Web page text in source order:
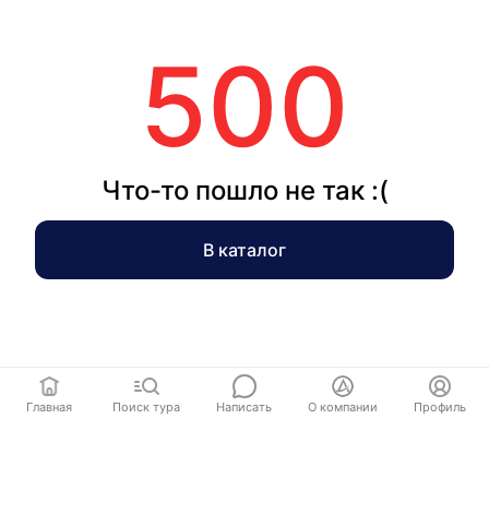
500
Что-то пошло не так :(
В каталог
Главная Поиск тура Написать О компании Профиль